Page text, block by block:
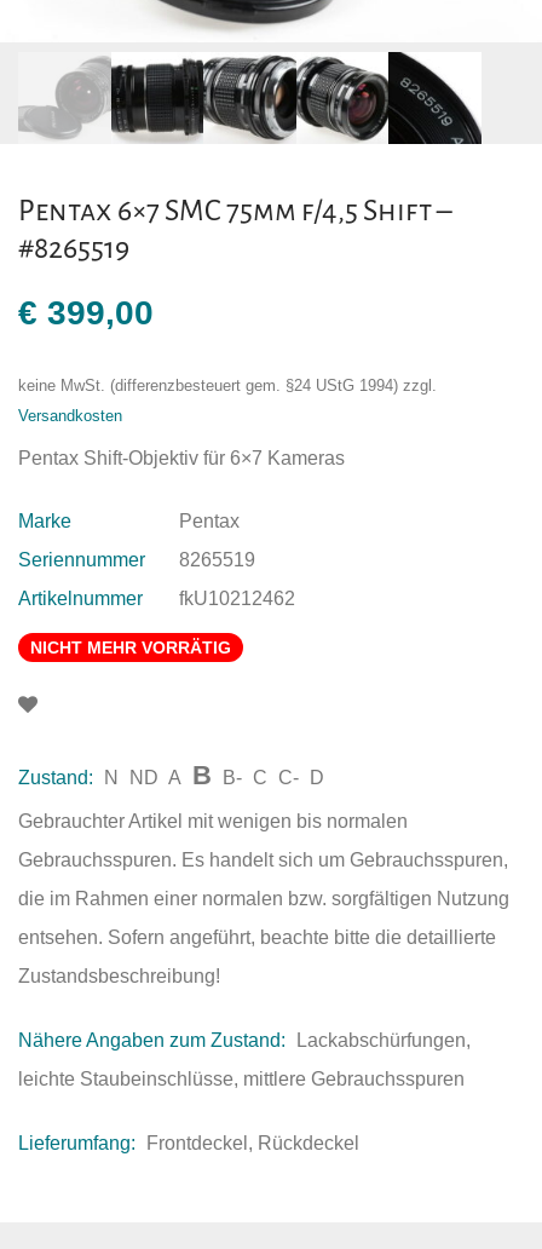
Pentax 6×7 SMC 75mm f/4,5 Shift –
#8265519
€ 399,00
keine MwSt. (differenzbesteuert gem. §24 UStG 1994) zzgl.
Versandkosten
Pentax Shift-Objektiv für 6×7 Kameras
Marke
Pentax
Seriennummer
8265519
Artikelnummer
fkU10212462
NICHT MEHR VORRÄTIG
Zustand: N ND A B B- C C- D
Gebrauchter Artikel mit wenigen bis normalen
Gebrauchsspuren. Es handelt sich um Gebrauchsspuren,
die im Rahmen einer normalen bzw. sorgfältigen Nutzung
entsehen. Sofern angeführt, beachte bitte die detaillierte
Zustandsbeschreibung!
Nähere Angaben zum Zustand:
Lackabschürfungen,
leichte Staubeinschlüsse, mittlere Gebrauchsspuren
Lieferumfang: Frontdeckel, Rückdeckel